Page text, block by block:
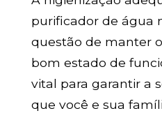
purificador de água
questão de manter
bom estado de
vital para garantir a
que você e sua